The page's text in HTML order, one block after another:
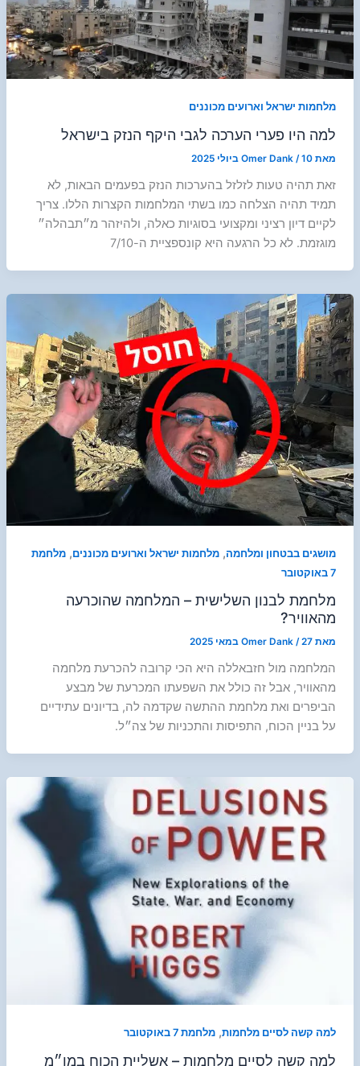
מלחמות ישראל וארועים מכוננים
למה היו פערי הערכה לגבי היקף הנזק בישראל
מאת Omer Dank /10 ביולי 2025
זאת תהיה טעות לזלזל בהערכות הנזק בפעמים הבאות, לא
תמיד תהיה הצלחה כמו בשתי המלחמות הקצרות הללו. צריך
לקיים דיון רציני ומקצועי בסוגיות כאלה, ולהיזהר מ״תבהלה״
מוגזמת. לא כל הרגעה היא קונספציית ה-7/10
מושגים בבטחון ומלחמה, מלחמות ישראל וארועים מכוננים, מלחמת
7 באוקטובר
מלחמת לבנון השלישית – המלחמה שהוכרעה
מהאוויר?
מאת Omer Dank/27 במאי 2025
המלחמה מול חזבאללה היא הכי קרובה להכרעת מלחמה
מהאוויר, אבל זה כולל את השפעתו המכרעת של מבצע
הביפרים ואת מלחמת ההתשה שקדמה לה, בדיונים עתידיים
על בניין הכוח, התפיסות והתכניות של צה״ל.
למה קשה לסיים מלחמות, מלחמת 7 באוקטובר
למה קשה לסיים מלחמות – אשליית הכוח במו״מ